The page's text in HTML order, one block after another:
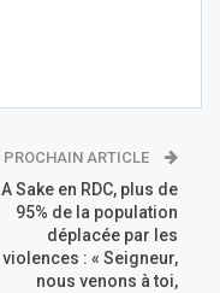
PROCHAIN ARTICLE
A Sake en RDC, plus de
95% de la population
déplacée par les
violences : « Seigneur,
nous venons à toi,